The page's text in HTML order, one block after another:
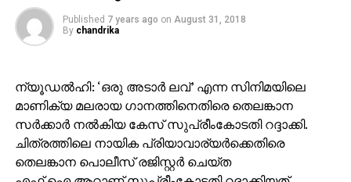
Published 7 years ago on August 31, 2018
By chandrika
ന്യൂഡല്‍ഹി: ‘ഒരു അടാര്‍ ലവ്’ എന്ന സിനിമയിലെ
മാണിക്യ മലരായ ഗാനത്തിനെതിരെ തെലങ്കാന
സര്‍ക്കാര്‍ നല്‍കിയ കേസ് സുപ്രീംകോടതി റദ്ദാക്കി.
ചിത്രത്തിലെ നായിക പ്രിയാവാര്യര്‍ക്കെതിരെ
തെലങ്കാന പൊലീസ് രജിസ്റ്റര്‍ ചെയ്ത